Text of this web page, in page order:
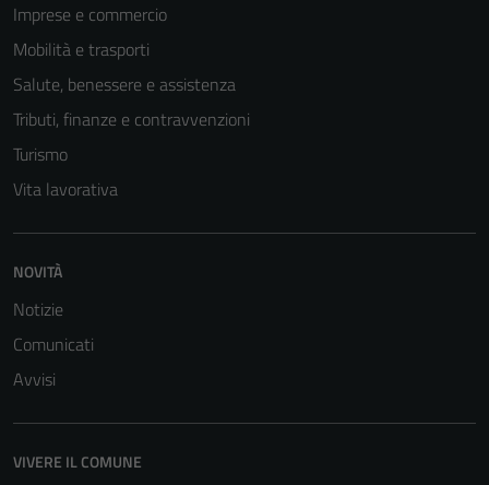
Imprese e commercio
Mobilità e trasporti
Salute, benessere e assistenza
Tributi, finanze e contravvenzioni
Turismo
Vita lavorativa
NOVITÀ
Notizie
Comunicati
Avvisi
VIVERE IL COMUNE
Tecnici